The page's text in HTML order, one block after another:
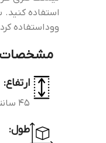
وود استفاده
مشخصات
ارتفاع:
45 سانتی متر
طول: